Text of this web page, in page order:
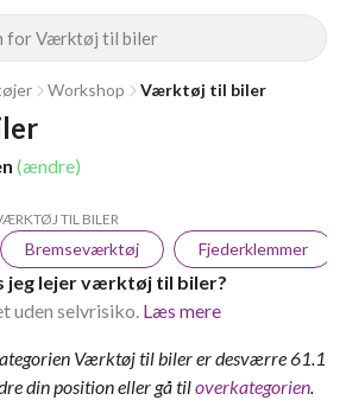
for Værktøj til biler
Workshop Værktøj til biler
(ændre)
TIL BILER
Bremseværktøj Fjederklemmer
jeg lejer værktøj til biler?
uden selvrisiko. Læs mere
Værktøj til biler er desværre 61.1
din positioneller gå tiloverkategorien.